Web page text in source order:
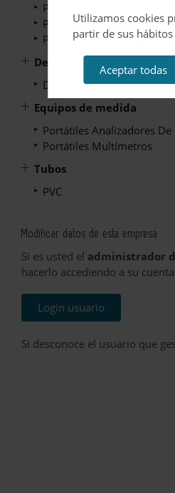
PVC Bandejas
PVC Minicanales
PVC Perfiles
Detectores
Detección de presencia
Equipos de medida
Portátiles Analizadores De
Portátiles Multímetros
Tubos
PVC
Modificar datos de esta empresa
Si es usted el administrador
hacerlo accediendo a su
Login usuario
Si desconoce el usuario que
Utilizamos cookies
partir de sus
Aceptar todas